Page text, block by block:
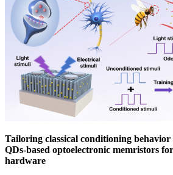
Tailoring classical conditioning
QDs-based optoelectronic memristors
hardware